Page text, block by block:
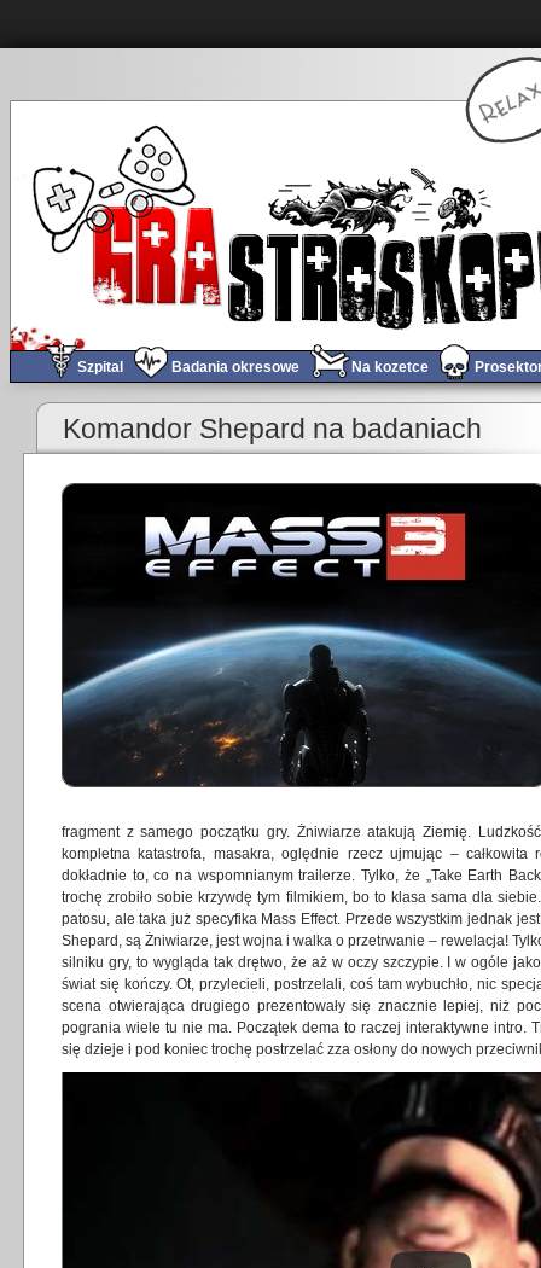
Szpital Badania okresowe Na kozetce
8 bitowa maszyna czasu – Sir Fred
Komandor Shepard na badaniach
fragment z samego początku gry. Żniwiarze atakują Ziemię.
kompletna katastrofa, masakra, oględnie rzecz ujmując – całkowita
dokładnie to, co na wspomnianym trailerze. Tylko, że „Take Earth
trochę zrobiło sobie krzywdę tym filmikiem, bo to klasa sama dla
patosu, ale taka już specyfika Mass Effect. Przede wszystkim jednak
Shepard, są Żniwiarze, jest wojna i walka o przetrwanie – rewelacja!
silniku gry, to wygląda tak drętwo, że aż w oczy szczypie. I w ogóle
świat się kończy. Ot, przylecieli, postrzelali, coś tam wybuchło, nic
scena otwierająca drugiego prezentowały się znacznie lepiej, niż
pogrania wiele tu nie ma. Początek dema to raczej interaktywne intro.
się dzieje i pod koniec trochę postrzelać zza osłony do nowych